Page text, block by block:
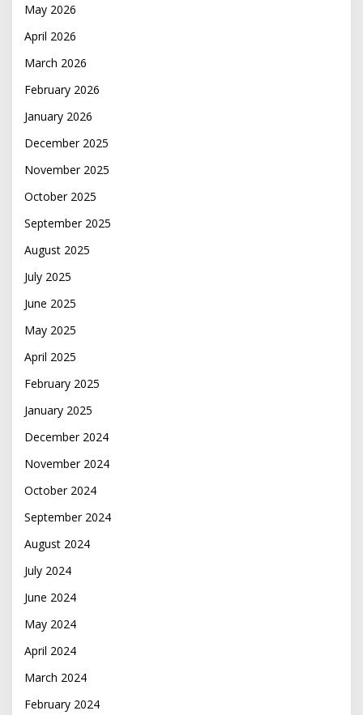
May 2026
April 2026
March 2026
February 2026
January 2026
December 2025
November 2025
October 2025
September 2025
August 2025
July 2025
June 2025
May 2025
April 2025
February 2025
January 2025
December 2024
November 2024
October 2024
September 2024
August 2024
July 2024
June 2024
May 2024
April 2024
March 2024
February 2024